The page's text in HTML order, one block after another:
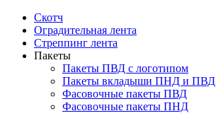
Скотч
Оградительная лента
Стреппинг лента
Пакеты
Пакеты ПВД с логотипом
Пакеты вкладыши ПНД и ПВД
Фасовочные пакеты ПВД
Фасовочные пакеты ПНД